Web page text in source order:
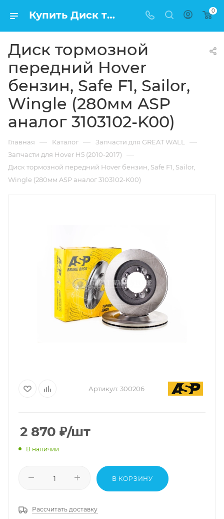
Купить Диск тормозной передний Hover бензин, Safe F1, Sailor, Wingle (280мм ASP аналог 3103102-K00) в Москве по низкой цене 0
Диск тормозной
передний Hover
бензин, Safe F1, Sailor,
Wingle (280мм ASP
аналог 3103102-K00)
Главная — Каталог — Запчасти для GREAT WALL —
Запчасти для Hover H5 (2010-2017) —
Диск тормозной передний Hover бензин, Safe F1, Sailor,
Wingle (280мм ASP аналог 3103102-K00)
Артикул: 300206
2 870 ₽/шт
В наличии
В КОРЗИНУ
Рассчитать доставку